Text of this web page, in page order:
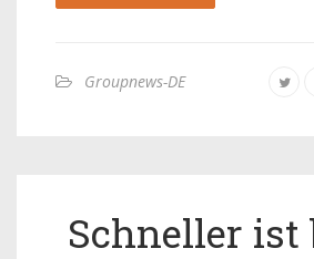
Groupnews-DE
Schneller ist